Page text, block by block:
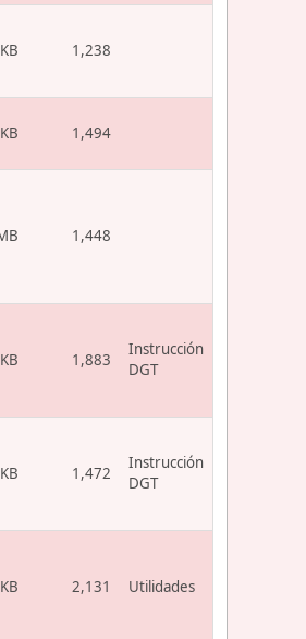
1,238
1,494
1,448
1,883
Instrucción
DGT
1,472
Instrucción
DGT
2,131 Utilidades